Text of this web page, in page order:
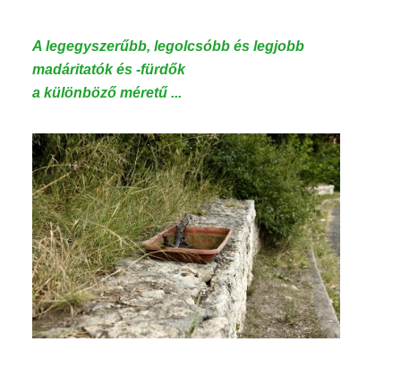
A legegyszerűbb, legolcsóbb és legjobb
madáritatók és -fürdők
a különböző méretű ...